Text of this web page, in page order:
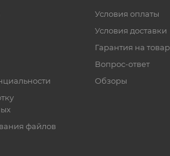
файлов
Условия оплаты
Условия доставки
Гарантия на товар
Вопрос-ответ
Обзоры